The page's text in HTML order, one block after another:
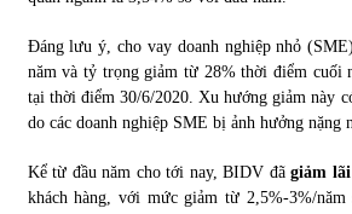
Chứng khoán ngày 12/10/2021:
13/10/2021
Top 10 xe bán chạy nhất tháng
Đáng lưu ý, cho vay doanh nghiệp nhỏ
năm và tỷ trọng giảm từ 28% thời điểm cuối
tại thời điểm 30/6/2020. Xu hướng giảm này
do các doanh nghiệp SME bị ảnh hưởng nặng
Kể từ đầu năm cho tới nay, BIDV đã giảm
khách hàng, với mức giảm từ 2,5%-3%/